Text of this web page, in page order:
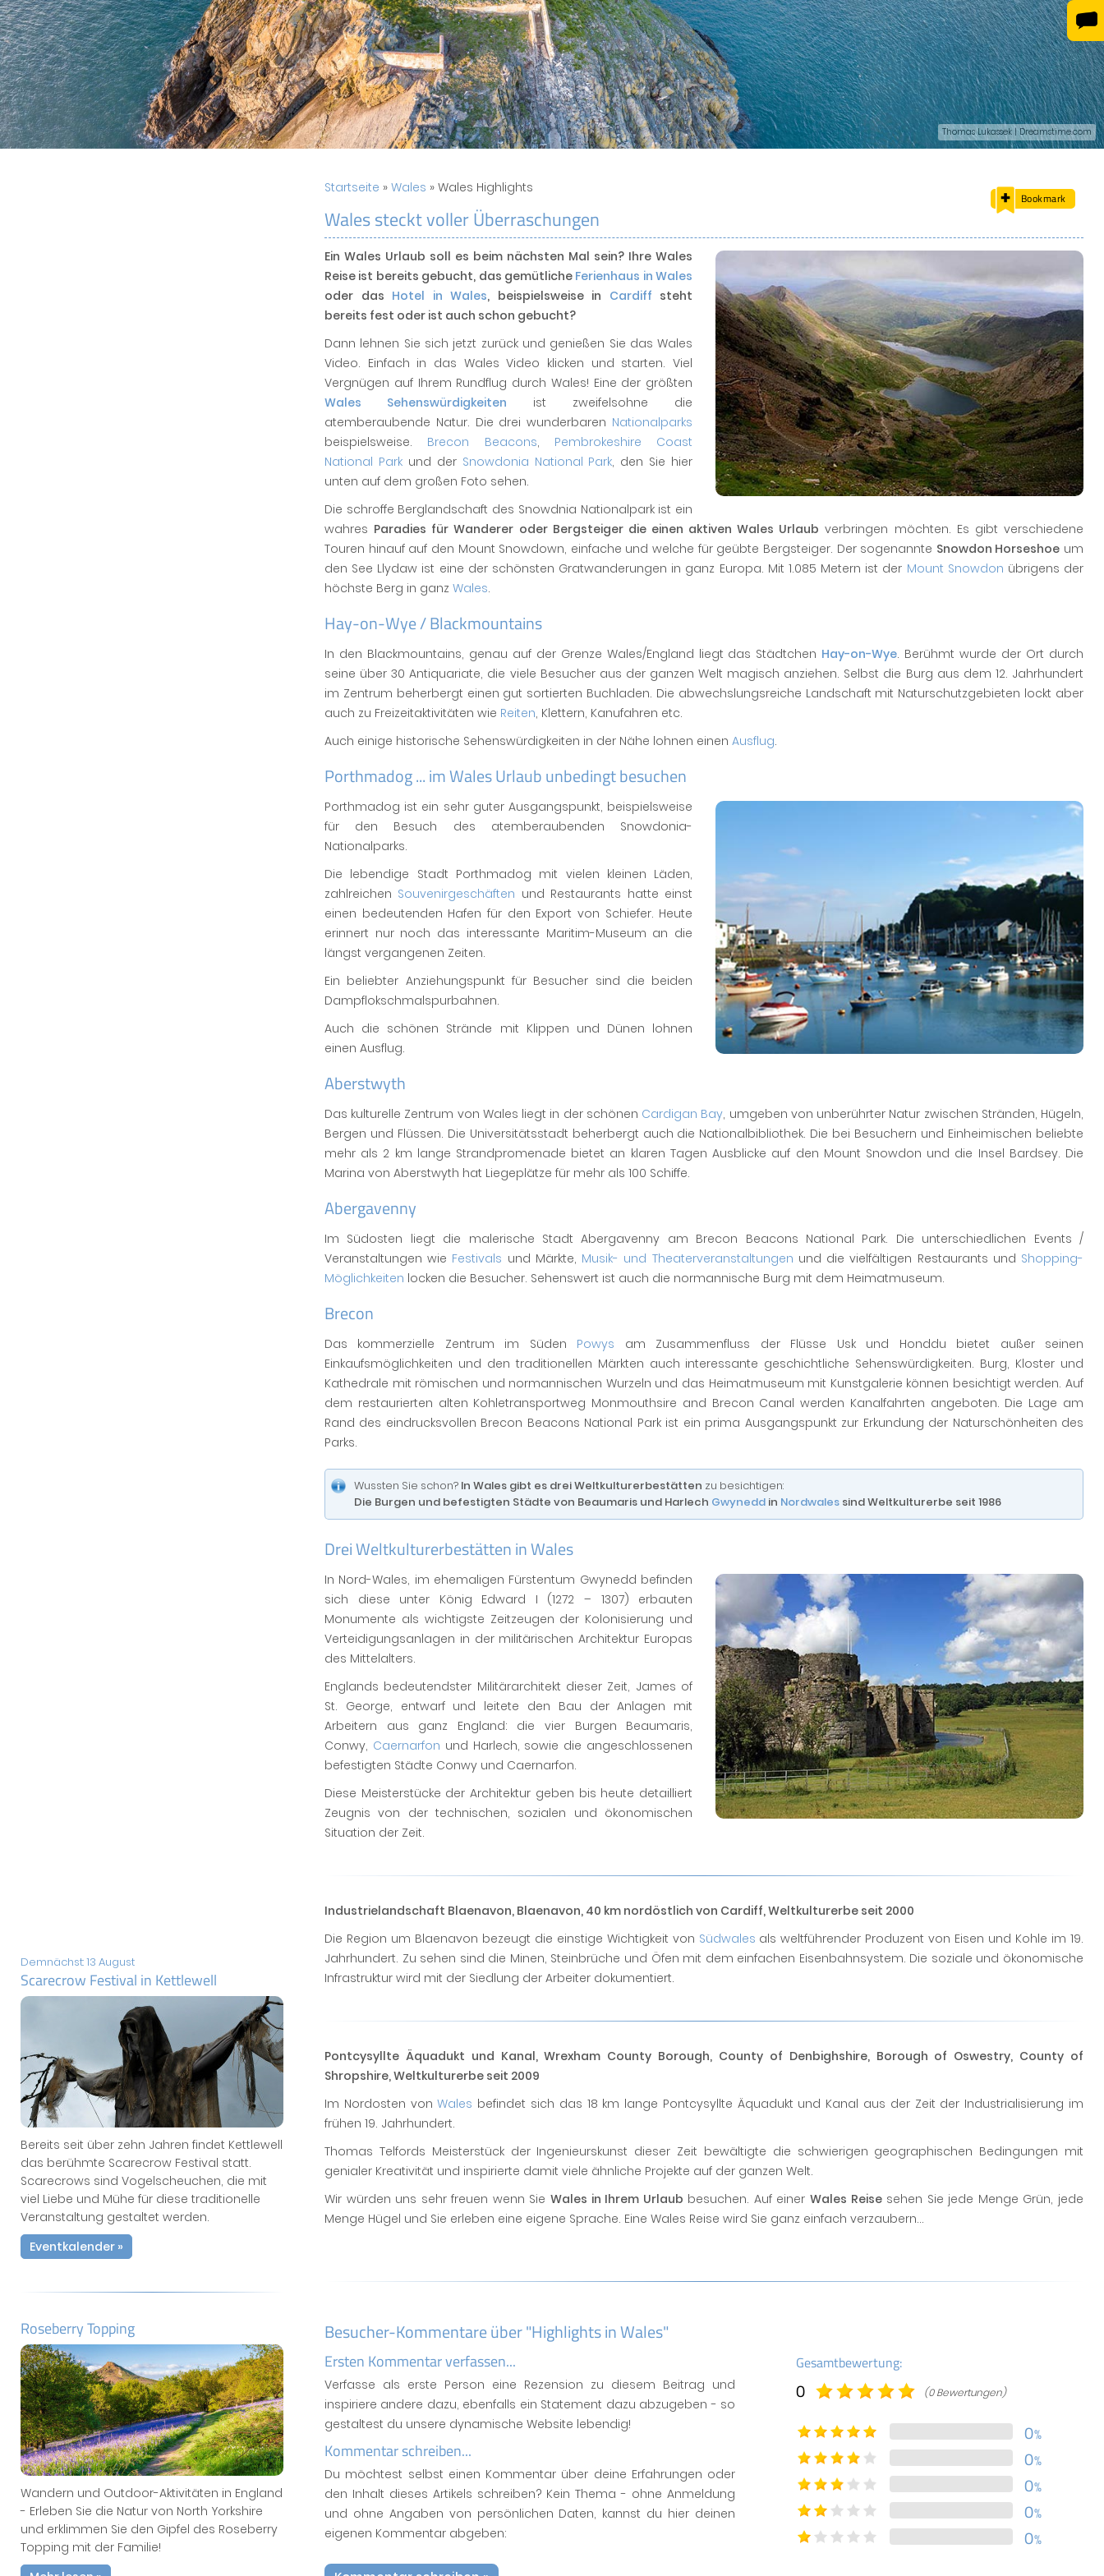
Thomas Lukassek | Dreamstime.com
Bookmark
Demnächst: 13 August
Scarecrow Festival in Kettlewell
Bereits seit über zehn Jahren findet Kettlewell
das berühmte Scarecrow Festival statt.
Scarecrows sind Vogelscheuchen, die mit
viel Liebe und Mühe für diese traditionelle
Veranstaltung gestaltet werden.
Eventkalender »
Roseberry Topping
Wandern und Outdoor-Aktivitäten in England
- Erleben Sie die Natur von North Yorkshire
und erklimmen Sie den Gipfel des Roseberry
Topping mit der Familie!
Startseite » Wales » Wales Highlights
Wales steckt voller Überraschungen
Ein Wales Urlaub soll es beim nächsten Mal sein? Ihre Wales
Reise ist bereits gebucht, das gemütliche Ferienhaus in Wales
oder das Hotel in Wales, beispielsweise in Cardiff steht
bereits fest oder ist auch schon gebucht?
Dann lehnen Sie sich jetzt zurück und genießen Sie das Wales
Video. Einfach in das Wales Video klicken und starten. Viel
Vergnügen auf Ihrem Rundflug durch Wales! Eine der größten
Wales Sehenswürdigkeiten ist zweifelsohne die
atemberaubende Natur. Die drei wunderbaren Nationalparks
beispielsweise. Brecon Beacons, Pembrokeshire Coast
National Parkund der Snowdonia National Park, den Sie hier
unten auf dem großen Foto sehen.
Die schroffe Berglandschaft des Snowdnia Nationalpark ist ein
wahres Paradies für Wanderer oder Bergsteiger die einen aktiven Wales Urlaub verbringen möchten. Es gibt verschiedene
Touren hinauf auf den Mount Snowdown, einfache und welche für geübte Bergsteiger. Der sogenannte Snowdon Horseshoe um
den See Llydaw ist eine der schönsten Gratwanderungen in ganz Europa. Mit 1.085 Metern ist der Mount Snowdon übrigens der
höchste Berg in ganz Wales.
Hay-on-Wye / Blackmountains
In den Blackmountains, genau auf der Grenze Wales/England liegt das Städtchen Hay-on-Wye. Berühmt wurde der Ort durch
seine über 30 Antiquariate, die viele Besucher aus der ganzen Welt magisch anziehen. Selbst die Burg aus dem 12. Jahrhundert
im Zentrum beherbergt einen gut sortierten Buchladen. Die abwechslungsreiche Landschaft mit Naturschutzgebieten lockt aber
auch zu Freizeitaktivitäten wie Reiten, Klettern, Kanufahren etc.
Auch einige historische Sehenswürdigkeiten in der Nähe lohnen einen Ausflug.
Porthmadog ... im Wales Urlaub unbedingt besuchen
Porthmadog ist ein sehr guter Ausgangspunkt, beispielsweise
für den Besuch des atemberaubenden Snowdonia-
Nationalparks.
Die lebendige Stadt Porthmadog mit vielen kleinen Läden,
zahlreichen Souvenirgeschäften und Restaurants hatte einst
einen bedeutenden Hafen für den Export von Schiefer. Heute
erinnert nur noch das interessante Maritim-Museum an die
längst vergangenen Zeiten.
Ein beliebter Anziehungspunkt für Besucher sind die beiden
Dampflokschmalspurbahnen.
Auch die schönen Strände mit Klippen und Dünen lohnen
einen Ausflug.
Aberstwyth
Das kulturelle Zentrum von Wales liegt in der schönen Cardigan Bay, umgeben von unberührter Natur zwischen Stränden, Hügeln,
Bergen und Flüssen. Die Universitätsstadt beherbergt auch die Nationalbibliothek. Die bei Besuchern und Einheimischen beliebte
mehr als 2 km lange Strandpromenade bietet an klaren Tagen Ausblicke auf den Mount Snowdon und die Insel Bardsey. Die
Marina von Aberstwyth hat Liegeplätze für mehr als 100 Schiffe.
Abergavenny
Im Südosten liegt die malerische Stadt Abergavenny am Brecon Beacons National Park. Die unterschiedlichen Events /
Veranstaltungen wie Festivals und Märkte, Musik- und Theaterveranstaltungen und die vielfältigen Restaurants und Shopping-
Möglichkeiten locken die Besucher. Sehenswert ist auch die normannische Burg mit dem Heimatmuseum.
Brecon
Das kommerzielle Zentrum im Süden Powys am Zusammenfluss der Flüsse Usk und Honddu bietet außer seinen
Einkaufsmöglichkeiten und den traditionellen Märkten auch interessante geschichtliche Sehenswürdigkeiten. Burg, Kloster und
Kathedrale mit römischen und normannischen Wurzeln und das Heimatmuseum mit Kunstgalerie können besichtigt werden. Auf
dem restaurierten alten Kohletransportweg Monmouthsire and Brecon Canal werden Kanalfahrten angeboten. Die Lage am
Rand des eindrucksvollen Brecon Beacons National Park ist ein prima Ausgangspunkt zur Erkundung der Naturschönheiten des
Parks.
Wussten Sie schon? In Wales gibt es drei Weltkulturerbestätten zu besichtigen:
Die Burgen und befestigten Städte von Beaumaris und Harlech Gwynedd in Nordwales sind Weltkulturerbe seit 1986
Drei Weltkulturerbestätten in Wales
In Nord-Wales, im ehemaligen Fürstentum Gwynedd befinden
sich diese unter König Edward I (1272 – 1307) erbauten
Monumente als wichtigste Zeitzeugen der Kolonisierung und
Verteidigungsanlagen in der militärischen Architektur Europas
des Mittelalters.
Englands bedeutendster Militärarchitekt dieser Zeit, James of
St. George, entwarf und leitete den Bau der Anlagen mit
Arbeitern aus ganz England: die vier Burgen Beaumaris,
Conwy, Caernarfon und Harlech, sowie die angeschlossenen
befestigten Städte Conwy und Caernarfon.
Diese Meisterstücke der Architektur geben bis heute detailliert
Zeugnis von der technischen, sozialen und ökonomischen
Situation der Zeit.
Industrielandschaft Blaenavon, Blaenavon, 40 km nordöstlich von Cardiff, Weltkulturerbe seit 2000
Die Region um Blaenavon bezeugt die einstige Wichtigkeit von Südwales als weltführender Produzent von Eisen und Kohle im 19.
Jahrhundert. Zu sehen sind die Minen, Steinbrüche und Öfen mit dem einfachen Eisenbahnsystem. Die soziale und ökonomische
Infrastruktur wird mit der Siedlung der Arbeiter dokumentiert.
Pontcysyllte Äquadukt und Kanal, Wrexham County Borough, County of Denbighshire, Borough of Oswestry, County of
Shropshire, Weltkulturerbe seit 2009
Im Nordosten vonWales befindet sich das 18 km lange Pontcysyllte Äquadukt und Kanal aus der Zeit der Industrialisierung im
frühen 19. Jahrhundert.
Thomas Telfords Meisterstück der Ingenieurskunst dieser Zeit bewältigte die schwierigen geographischen Bedingungen mit
genialer Kreativität und inspirierte damit viele ähnliche Projekte auf der ganzen Welt.
Wir würden uns sehr freuen wenn Sie Wales in Ihrem Urlaub besuchen. Auf einerWales Reisesehen Sie jede Menge Grün, jede
Menge Hügel und Sie erleben eine eigene Sprache. Eine Wales Reise wird Sie ganz einfach verzaubern...
Besucher-Kommentare über "Highlights in Wales"
Gesamtbewertung:
0 (0 Bewertungen)
0%
0%
0%
0%
0%
Ersten Kommentar verfassen...
Verfasse als erste Person eine Rezension zu diesem Beitrag und
inspiriere andere dazu, ebenfalls ein Statement dazu abzugeben - so
gestaltest du unsere dynamische Website lebendig!
Kommentar schreiben...
Du möchtest selbst einen Kommentar über deine Erfahrungen oder
den Inhalt dieses Artikels schreiben? Kein Thema - ohne Anmeldung
und ohne Angaben von persönlichen Daten, kannst du hier deinen
eigenen Kommentar abgeben: